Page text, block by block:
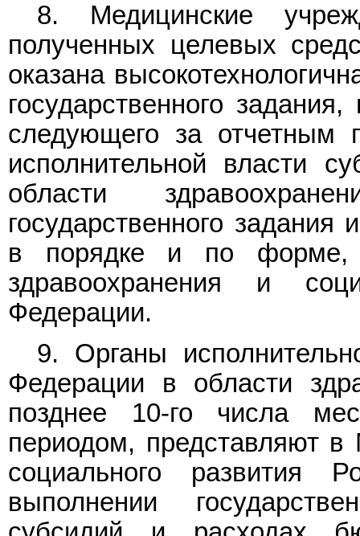
8. Медицинские
полученных целевых
оказана
государственного
следующего за отчетным
исполнительной власти
области
государственного
в порядке и по форме,
здравоохранения и
Федерации.
9. Органы
Федерации в области
позднее 10-го числа
периодом, представляют в
социального развития
выполнении